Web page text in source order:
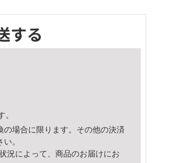
する
場合に限ります。その他の決済
。
況によって、商品のお届けにお